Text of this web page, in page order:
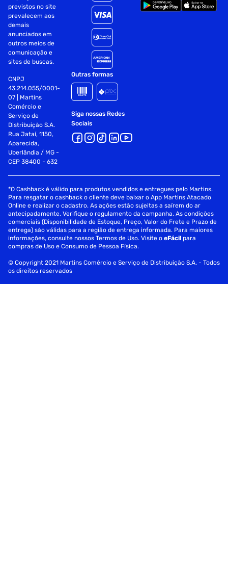
previstos no site
prevalecem aos
demais
anunciados em
outros meios de
comunicação e
sites de buscas.
CNPJ
43.214.055/0001-
07 | Martins
Comércio e
Serviço de
Distribuição S.A.
Rua Jataí, 1150,
Aparecida,
Uberlândia / MG -
CEP 38400 - 632
Outras formas
Siga nossas Redes
Sociais
*O Cashback é válido para produtos vendidos e entregues pelo Martins.
Para resgatar o cashback o cliente deve baixar o App Martins Atacado
Online e realizar o cadastro. As ações estão sujeitas a saírem do ar
antecipadamente. Verifique o regulamento da campanha. As condições
comerciais (Disponibilidade de Estoque, Preço, Valor do Frete e Prazo de
entrega) são válidas para a região de entrega informada. Para maiores
informações, consulte nossos Termos de Uso. Visite oeFácil para
compras de Uso e Consumo de Pessoa Física.
© Copyright 2021 Martins Comércio e Serviço de Distribuição S.A. - Todos
os direitos reservados